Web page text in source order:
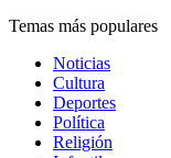
Temas más populares
Noticias
Cultura
Deportes
Política
Religión